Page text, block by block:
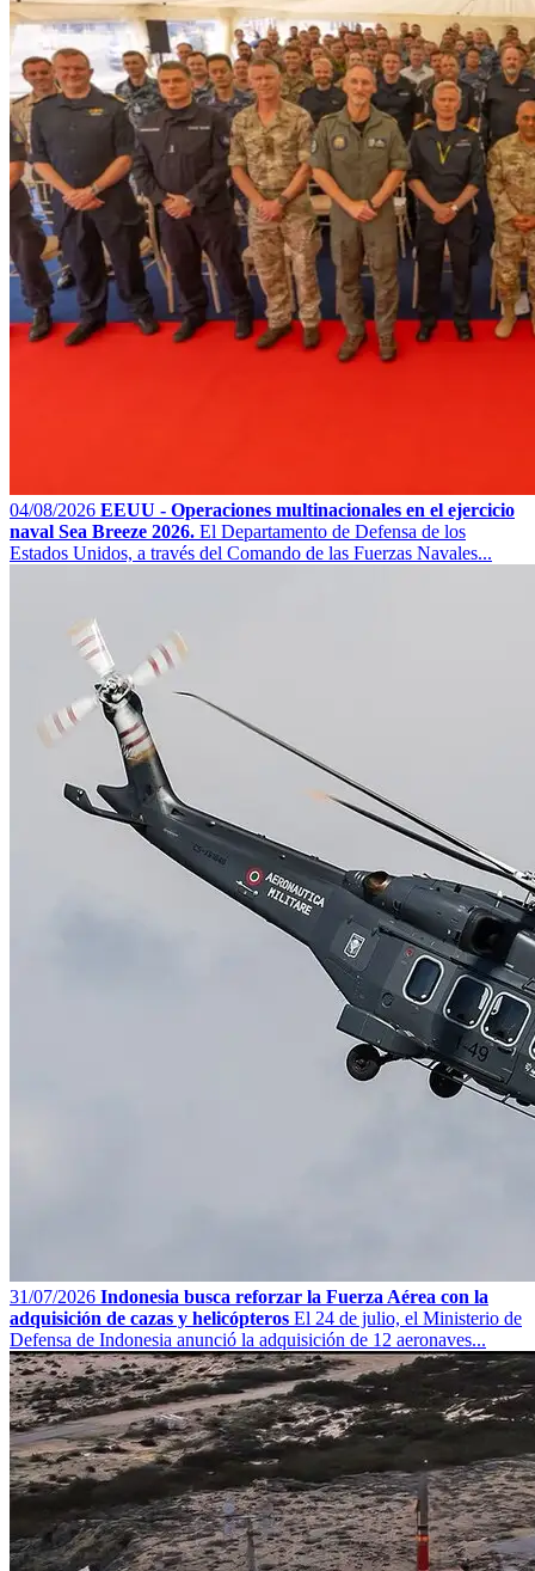
04/08/2026 EEUU - Operaciones multinacionales en el ejercicio
naval Sea Breeze 2026. El Departamento de Defensa de los
Estados Unidos, a través del Comando de las Fuerzas Navales...
31/07/2026 Indonesia busca reforzar la Fuerza Aérea con la
adquisición de cazas y helicópteros El 24 de julio, el Ministerio de
Defensa de Indonesia anunció la adquisición de 12 aeronaves...